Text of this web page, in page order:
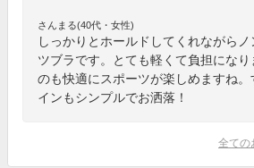
さんまる(40代・女性)
しっかりとホールドしてくれながら
ツブラです。とても軽くて負担にな
のも快適にスポーツが楽しめますね
インもシンプルでお洒落！
全ての